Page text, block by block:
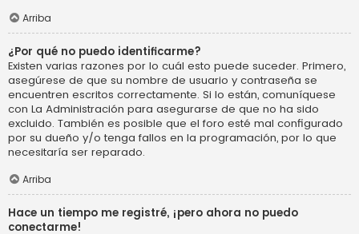
Arriba
¿Por qué no puedo identificarme?
Existen varias razones por lo cuál esto puede suceder. Primero,
asegúrese de que su nombre de usuario y contraseña se
encuentren escritos correctamente. Si lo están, comuníquese
con La Administración para asegurarse de que no ha sido
excluido. También es posible que el foro esté mal configurado
por su dueño y/o tenga fallos en la programación, por lo que
necesitaría ser reparado.
Arriba
Hace un tiempo me registré, ¡pero ahora no puedo
conectarme!